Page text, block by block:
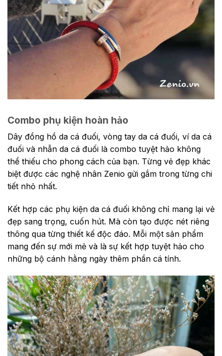
Combo phụ kiện hoàn hảo
Dây đồng hồ da cá đuối, vòng tay da cá đuối, ví da cá
đuối và nhẫn da cá đuối là combo tuyệt hảo không
thể thiếu cho phong cách của bạn. Từng vẻ đẹp khác
biệt được các nghệ nhân Zenio gửi gắm trong từng chi
tiết nhỏ nhất.
Kết hợp các phụ kiện da cá đuối không chỉ mang lại vẻ
đẹp sang trọng, cuốn hút. Mà còn tạo được nét riêng
thông qua từng thiết kế độc đáo. Mỗi một sản phẩm
mang đến sự mới mẻ và là sự kết hợp tuyệt hảo cho
những bộ cánh hằng ngày thêm phần cá tính.